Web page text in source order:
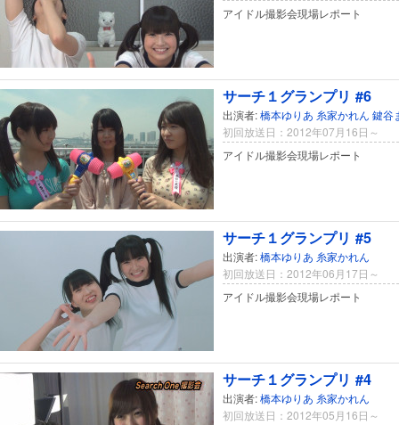
アイドル撮影会現場レポート
サーチ１グランプリ #6
出演者:橋本ゆりあ 糸家かれん 鍵谷
初回放送日：2012年07月16日～
アイドル撮影会現場レポート
サーチ１グランプリ #5
出演者:橋本ゆりあ 糸家かれん
初回放送日：2012年06月17日～
アイドル撮影会現場レポート
サーチ１グランプリ #4
出演者:橋本ゆりあ 糸家かれん
初回放送日：2012年05月16日～